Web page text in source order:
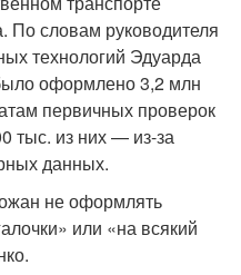
По словам руководителя
технологий Эдуарда
оформлено 3,2 млн
первичных проверок
тыс. из них — из-за
данных.
не оформлять
или «на всякий